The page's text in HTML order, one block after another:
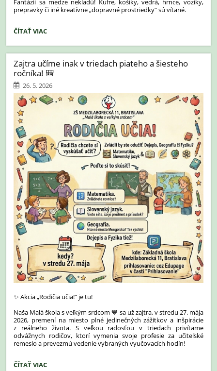
Fantázii sa medze nekladú! Kufre, košíky, vedrá, hrnce, vozíky,
prepravky či iné kreatívne „dopravné prostriedky“ sú vítané.
📢
POZOR!
MAJÚ
V
PIATOK
VOĽNO!:
ČÍTAŤ VIAC
Zajtra učíme inak v triedach piateho a šiesteho
ročníka! 🎒
26. 5. 2026
✨ Akcia „Rodičia učia!“ je tu!
Naša Malá škola s veľkým srdcom 💙 sa už zajtra, v stredu 27. mája
2026, premení na miesto plné jedinečných zážitkov a inšpirácie
z reálneho života. S veľkou radosťou v triedach privítame
odvážnych rodičov, ktorí vymenia svoje profesie za učiteľské
remeslo a prevezmú vedenie vybraných vyučovacích hodín!
ZAJTRA
ČÍTAŤ VIAC